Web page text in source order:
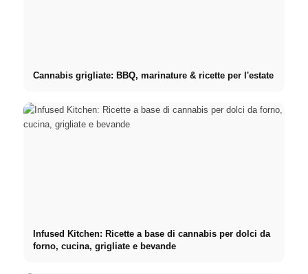
Cannabis grigliate: BBQ, marinature & ricette per l'estate
Infused Kitchen: Ricette a base di cannabis per dolci da
forno, cucina, grigliate e bevande